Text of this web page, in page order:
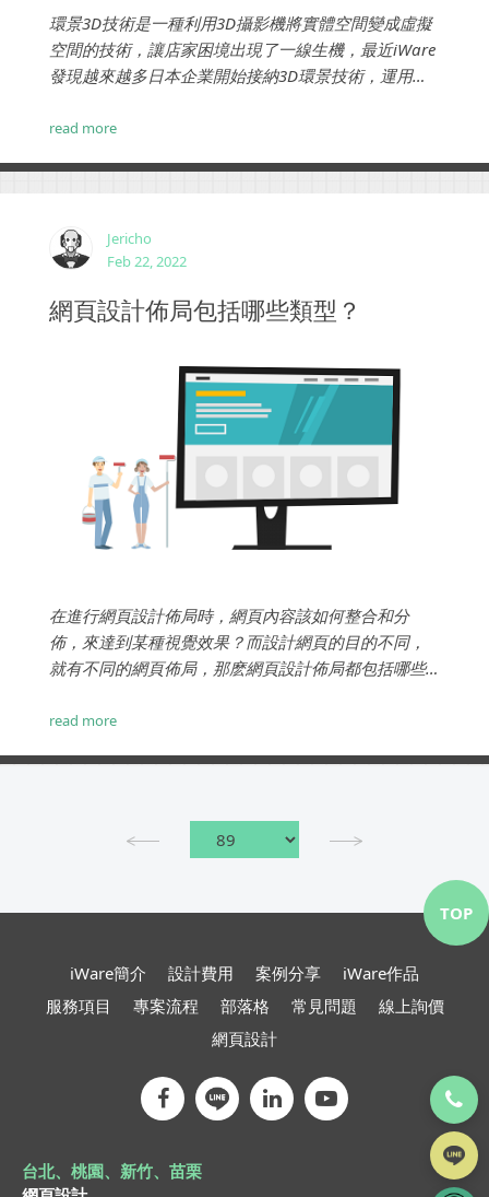
環景3D技術是一種利用3D攝影機將實體空間變成虛擬
空間的技術，讓店家困境出現了一線生機，最近iWare
發現越來越多日本企業開始接納3D環景技術，運用環
擬商務」，且活用在不同的活動與企劃中。...
read more
Jericho
Feb 22, 2022
網頁設計佈局包括哪些類型？
在進行網頁設計佈局時，網頁內容該如何整合和分
佈，來達到某種視覺效果？而設計網頁的目的不同，
就有不同的網頁佈局，那麽網頁設計佈局都包括哪些
read more
iWare簡介 設計費用 案例分享
iWare作品
服務項目
專案流程 部落格 常見問題
線上詢價
網頁設計
台北、桃園、新竹、苗栗
TOP